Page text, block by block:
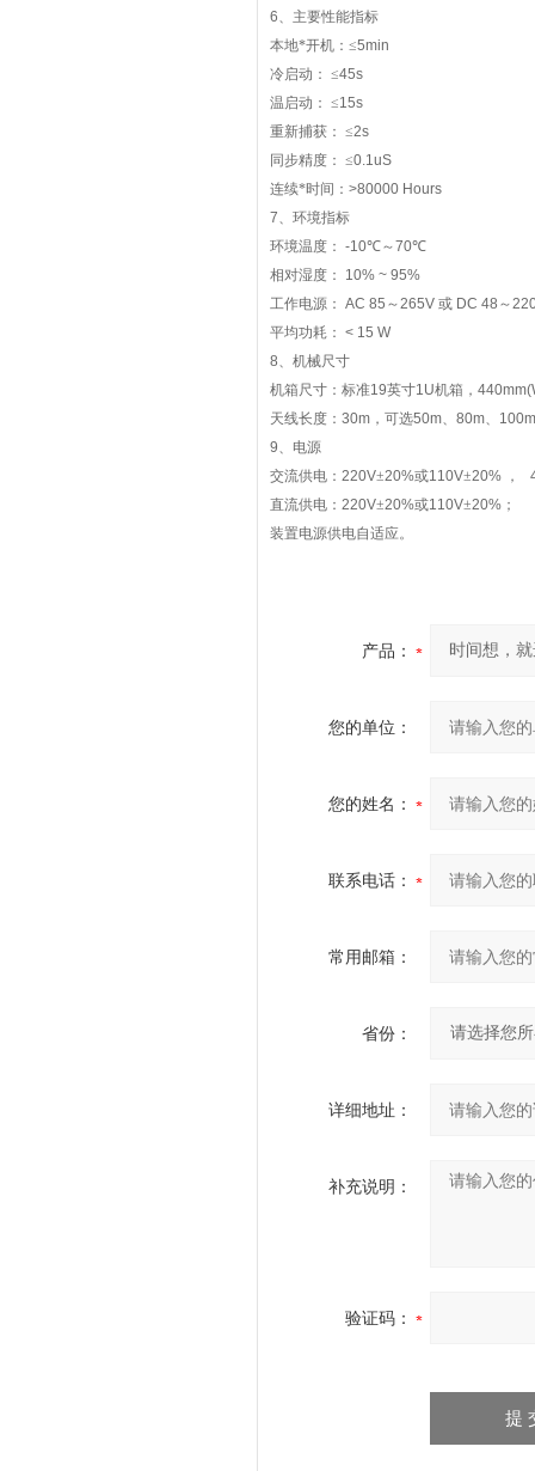
6、主要性能指标
本地*开机：≤5min
冷启动： ≤45s
温启动： ≤15s
重新捕获： ≤2s
同步精度： ≤0.1uS
连续*时间： >80000 Hours
7、环境指标
环境温度： -10℃～70℃
相对湿度：
10% ~ 95%
工作电源： AC 85 ～265V 或 DC 48 ～
平均功耗： < 15 W
8、机械尺寸
机箱尺寸：标准19英寸1U机箱，
天线长度： 30m ，可选50m、 80m、 100m
9、电源
交流供电： 220V±20%或110V±20% ，
直流供电： 220V±20%或110V±20% ；
装置电源供电自适应。
产品：
您的单位：
您的姓名：
联系电话：
常用邮箱：
省份：
详细地址：
补充说明：
验证码：